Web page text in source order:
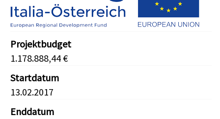
Projektbudget
1.178.888,44 €
Startdatum
13.02.2017
Enddatum